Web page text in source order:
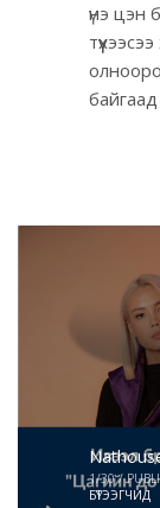
үнэ цэн
байгаад
1/30 /
БҮТЭЭГЧИД